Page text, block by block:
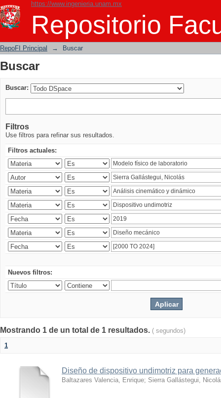
https://www.ingenieria.unam.mx
Repositorio
Buscar
RepoFI Principal → Buscar
Buscar
Buscar:
Filtros
Use filtros para refinar sus resultados.
Filtros actuales:
Nuevos filtros:
Mostrando 1 de un total de 1 resultados. ( segundos)
1
Diseño de dispositivo undimotriz para
Baltazares Valencia, Enrique; Sierra Gallástegui,